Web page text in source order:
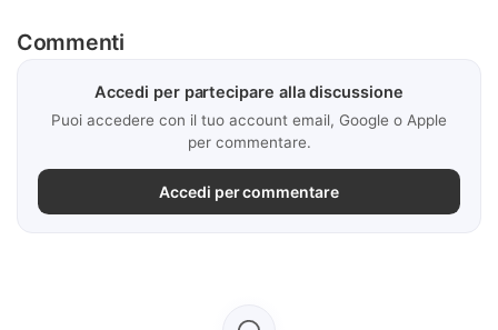
Commenti
Accedi per partecipare alla discussione
Puoi accedere con il tuo account email, Google o Apple
per commentare.
Accedi per commentare